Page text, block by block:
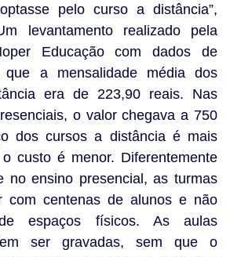
pelo curso a distância”,
levantamento realizado pela
Educação com dados de
que a mensalidade média dos
era de 223,90 reais. Nas
o valor chegava a 750
dos cursos a distância é mais
custo é menor. Diferentemente
no ensino presencial, as turmas
com centenas de alunos e não
espaços físicos. As aulas
ser gravadas, sem que o